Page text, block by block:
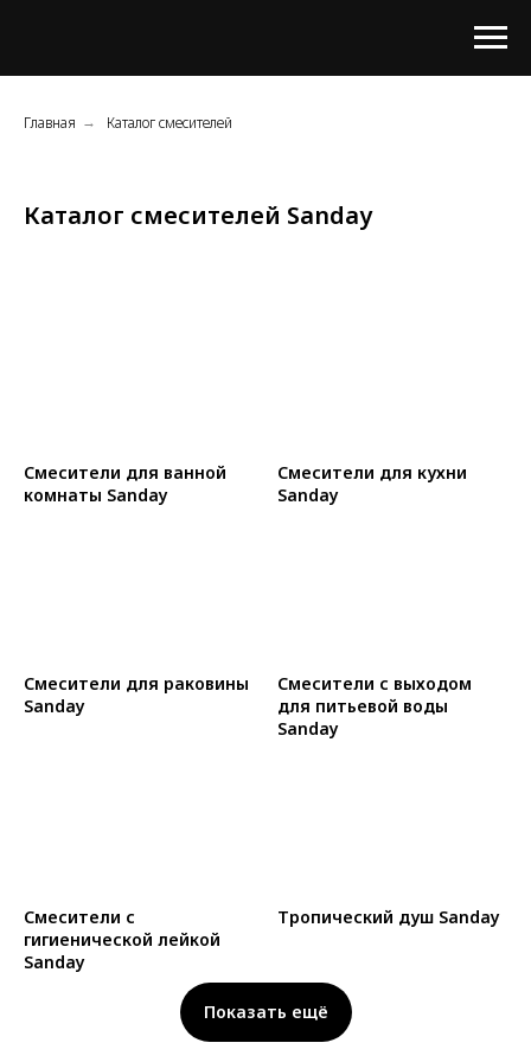
Главная → Каталог смесителей
Каталог смесителей Sanday
Смесители для ванной
комнаты Sanday
Смесители для кухни
Sanday
Смесители для раковины
Sanday
Смесители с выходом
для питьевой воды
Sanday
Смесители с
гигиенической лейкой
Sanday
Тропический душ Sanday
Показать ещё